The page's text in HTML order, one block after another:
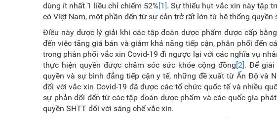
dùng ít nhất 1 liều chỉ chiếm 52%[1]. Sự thiếu hụt vắc xin này tập
có Việt Nam, một phần đến từ sự cản trở rất lớn từ hệ thống quyền
Điều này được lý giải khi các tập đoàn dược phẩm được cấp
đến việc tăng giá bán và giảm khả năng tiếp cận, phân phối đến
trong phân phối vắc xin Covid-19 đi ngược lại với các nghĩa vụ
thực hiện quyền được chăm sóc sức khỏe cộng đồng[2]. Để giải
quyền và sự bình đẳng tiếp cận y tế, những đề xuất từ Ấn Độ và
đối với vắc xin Covid-19 đã được các tổ chức quốc tế và nhiều
sự phản đối đến từ các tập đoàn dược phẩm và các quốc gia
quyền SHTT đối với sáng chế vắc xin.